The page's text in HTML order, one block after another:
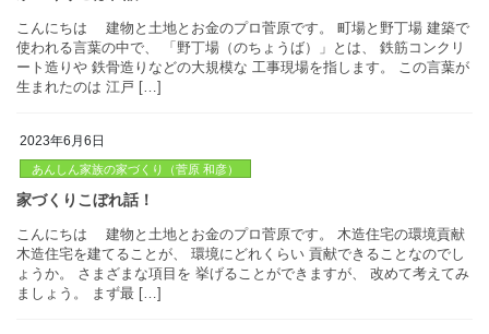
家づくりこぼれ話！
こんにちは 建物と土地とお金のプロ菅原です。 梅雨ダルの季節
が、 大丈夫でしょうか？ みなさん。 梅雨は低気圧が続きます
にくかったり カビ […]
こんにちは 建物と土地とお金のプロ菅原です。 町場と野丁場
2023年6月6日
あんしん家族の家づくり（菅原 和彦）